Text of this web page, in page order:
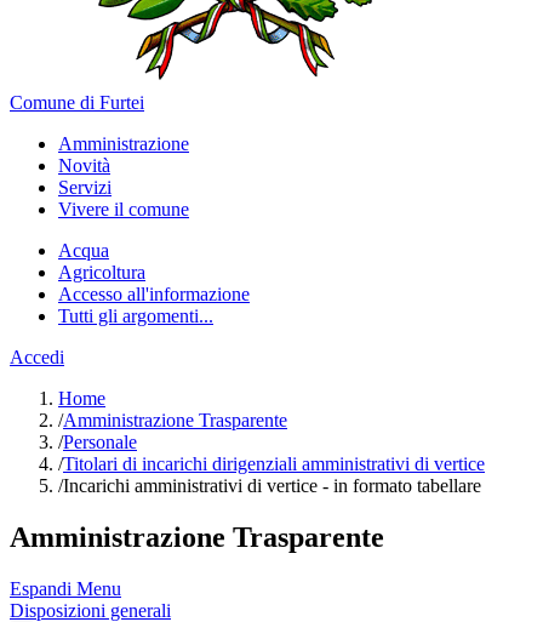
Comune di Furtei
Amministrazione
Novità
Servizi
Vivere il comune
Acqua
Agricoltura
Accesso all'informazione
Tutti gli argomenti...
Accedi
Home
/Amministrazione Trasparente
/Personale
/Titolari di incarichi dirigenziali amministrativi di vertice
/Incarichi amministrativi di vertice - in formato tabellare
Amministrazione Trasparente
Espandi Menu
Disposizioni generali